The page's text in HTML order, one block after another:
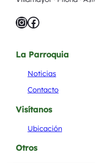
InstagramFacebook
La Parroquia
Noticias
Contacto
Visítanos
Ubicación
Otros